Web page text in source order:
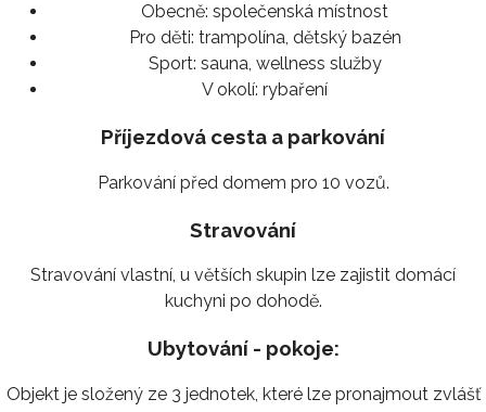
Obecně: společenská místnost
Pro děti: trampolína, dětský bazén
Sport: sauna, wellness služby
V okolí: rybaření
Příjezdová cesta a parkování
Parkování před domem pro 10 vozů.
Stravování
Stravování vlastní, u větších skupin lze zajistit domácí
kuchyni po dohodě.
Ubytování - pokoje:
Objekt je složený ze 3 jednotek, které lze pronajmout zvlášť